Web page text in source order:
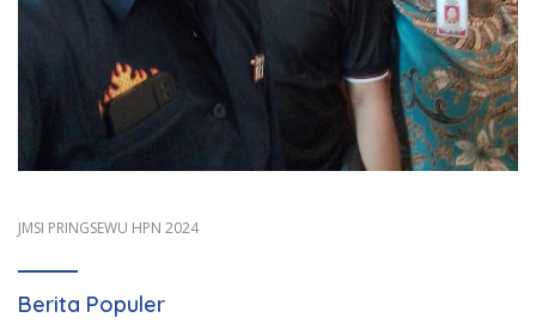
JMSI PRINGSEWU HPN 2024
Berita Populer